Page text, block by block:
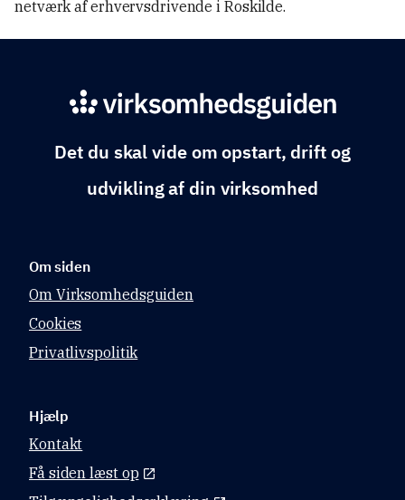
netværk af erhvervsdrivende i Roskilde.
Det du skal vide om opstart, drift og
udvikling af din virksomhed
Om siden
Om Virksomhedsguiden
Cookies
Privatlivspolitik
Hjælp
Kontakt
Få siden læst op